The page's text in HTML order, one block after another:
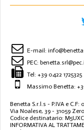
E-mail:
PEC:
Tel: +39 0422 1725325
Massimo Benetta:
Benetta S.r.l.s - P.IVA e C.F:
Via Noalese, 39 - 31059
Codice destinatario:
INFORMATIVA AL